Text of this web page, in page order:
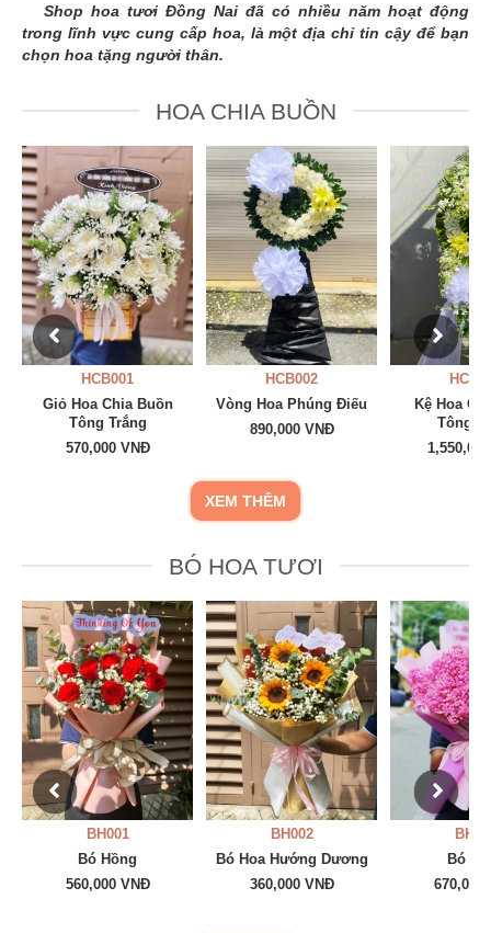
Shop hoa tươi Đồng Nai đã có nhiều năm hoạt động
trong lĩnh vực cung cấp hoa, là một địa chỉ tin cậy để bạn
chọn hoa tặng người thân.
HOA CHIA BUỒN
HCB001
Giỏ Hoa Chia Buồn
Tông Trắng
570,000 VNĐ
HCB002
Vòng Hoa Phúng Điếu
890,000 VNĐ
Kệ Hoa
Tông
XEM THÊM
BÓ HOA TƯƠI
BH001
Bó Hồng
560,000 VNĐ
BH002
Bó Hoa Hướng Dương
360,000 VNĐ
Bó
670,000